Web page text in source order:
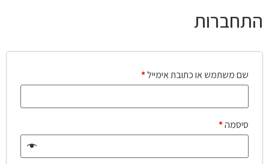
התחברות
שם משתמש או כתובת אימייל*
סיסמה*